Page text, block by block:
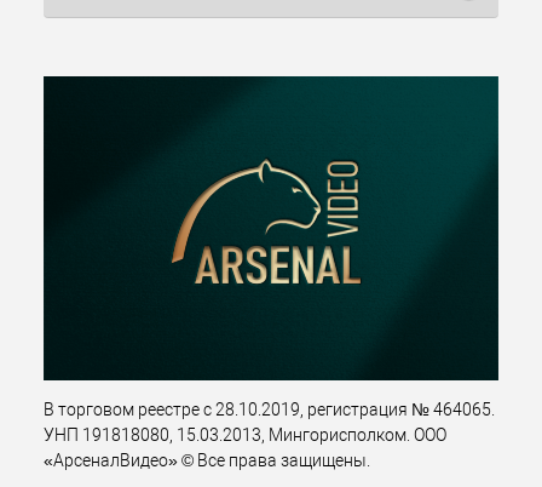
В торговом реестре с 28.10.2019, регистрация № 464065.
УНП 191818080, 15.03.2013, Мингорисполком. ООО
«АрсеналВидео» © Все права защищены.